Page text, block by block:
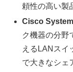
頼性の高い製
Cisco
ク機器の分野
えるLANスイ
で大きなシェ